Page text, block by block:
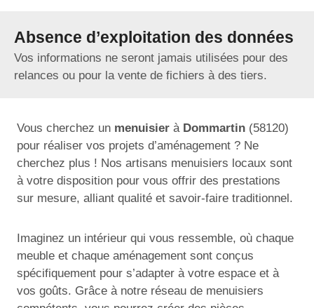
Absence d’exploitation des données
Vos informations ne seront jamais utilisées pour des
relances ou pour la vente de fichiers à des tiers.
Vous cherchez un menuisier à Dommartin (58120)
pour réaliser vos projets d’aménagement ? Ne
cherchez plus ! Nos artisans menuisiers locaux sont
à votre disposition pour vous offrir des prestations
sur mesure, alliant qualité et savoir-faire traditionnel.
Imaginez un intérieur qui vous ressemble, où chaque
meuble et chaque aménagement sont conçus
spécifiquement pour s’adapter à votre espace et à
vos goûts. Grâce à notre réseau de menuisiers